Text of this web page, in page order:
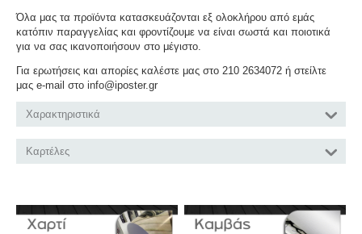
Όλα μας τα προϊόντα κατασκευάζονται εξ ολοκλήρου από εμάς
κατόπιν παραγγελίας και φροντίζουμε να είναι σωστά και ποιοτικά
για να σας ικανοποιήσουν στο μέγιστο.
Για ερωτήσεις και απορίες καλέστε μας στο 210 2634072 ή στείλτε
μας e-mail στο info@iposter.gr
Χαρακτηριστικά
Καρτέλες